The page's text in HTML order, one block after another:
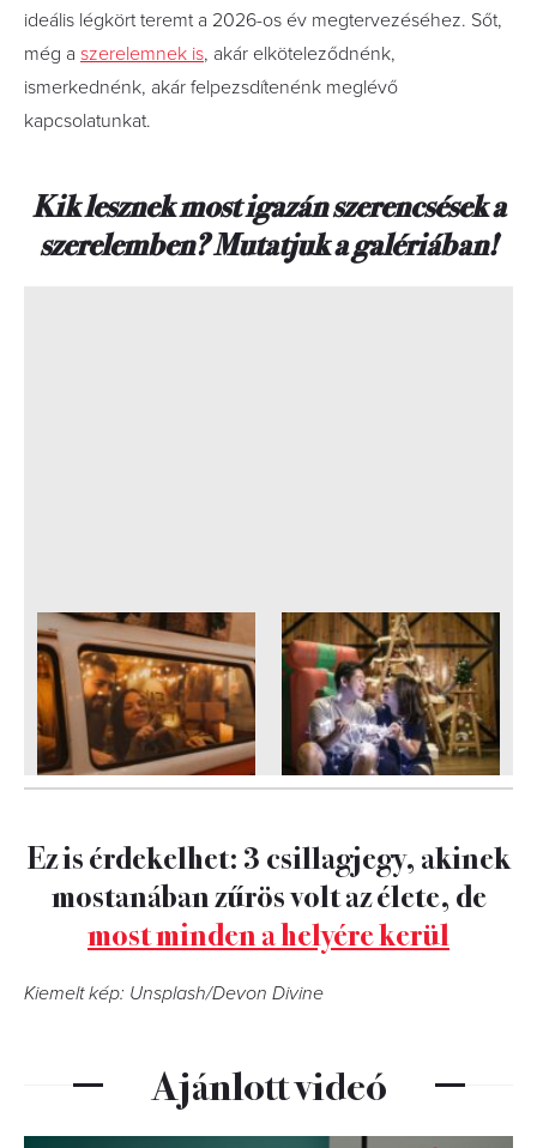
ideális légkört teremt a 2026-os év megtervezéséhez. Sőt,
még a szerelemnek is, akár elköteleződnénk,
ismerkednénk, akár felpezsdítenénk meglévő
kapcsolatunkat.
Kik lesznek most igazán szerencsések a
szerelemben? Mutatjuk a galériában!
Ez is érdekelhet: 3 csillagjegy, akinek
mostanában zűrös volt az élete, de
most minden a helyére kerül
Kiemelt kép: Unsplash/Devon Divine
Ajánlott videó